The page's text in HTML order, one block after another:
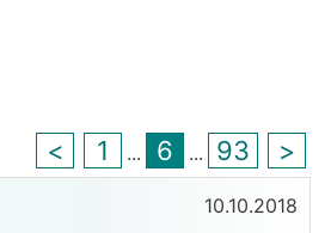
< 1 ... 6 ... 93 >
10.10.2018